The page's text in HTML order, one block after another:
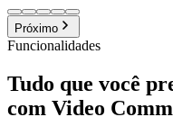
Próximo
Funcionalidades
Tudo que você
com Video